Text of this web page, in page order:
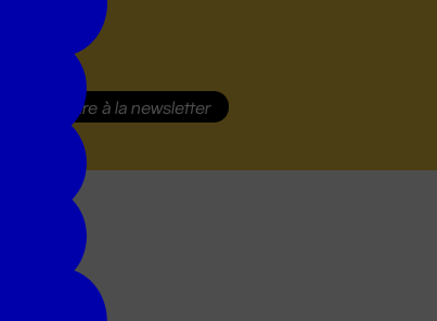
S'inscrire à la newsletter